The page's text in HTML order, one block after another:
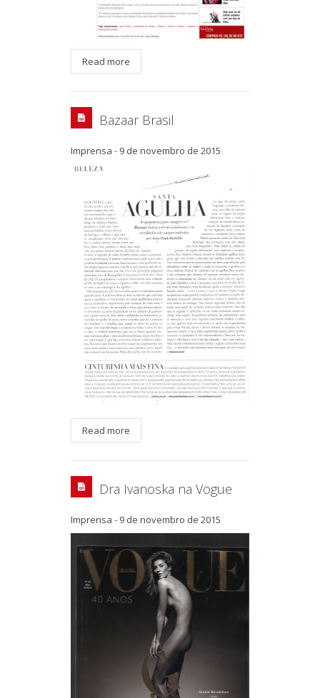
Read more
Bazaar Brasil
Imprensa - 9 de novembro de 2015
Read more
Dra Ivanoska na Vogue
Imprensa - 9 de novembro de 2015